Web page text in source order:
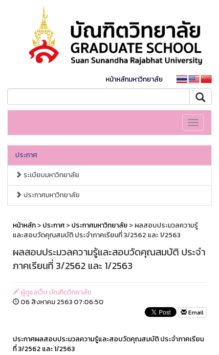
หน้าหลักมหาวิทยาลัย
Toggle
ประกาศ
ระเบียบมหาวิทยาลัย
ประกาศมหาวิทยาลัย
หน้าหลัก>ประกาศ>ประกาศมหาวิทยาลัย > ผลสอบประมวลความรู้
และสอบวัดคุณสมบัติ ประจำภาคเรียนที่ 3/2562 และ 1/2563
ผลสอบประมวลความรู้และสอบวัดคุณสมบัติ ประจำ
ภาคเรียนที่ 3/2562 และ 1/2563
ผู้ดูแลเว็บ บัณฑิตวิทยาลัย
06 สิงหาคม 2563 07:06:50
Email
ประกาศผลสอบประมวลความรู้และสอบวัดคุณสมบัติ ประจำภาคเรียน
ที่ 3/2562 และ 1/2563